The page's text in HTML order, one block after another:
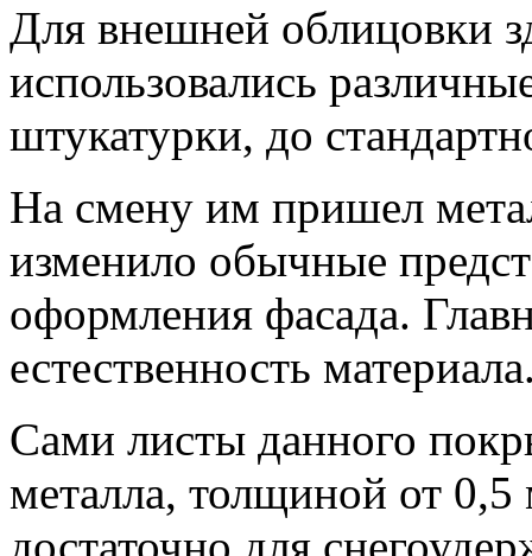
Для внешней облицовки
использовались
штукатурки, до
На смену им пришел
изменило обычные
оформления фасада.
естественность
Сами листы данного
металла, толщиной от
достаточно для